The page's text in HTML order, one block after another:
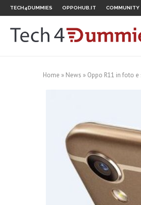
TECH4DUMMIES OPPOHUB.IT COMMUNITY
Home » News » Oppo R11 in foto e